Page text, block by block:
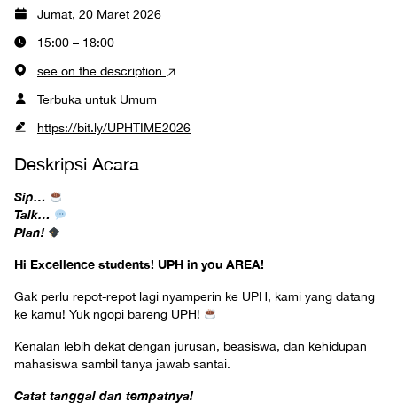
Jumat, 20 Maret 2026
15:00 – 18:00
see on the description
Terbuka untuk Umum
https://bit.ly/UPHTIME2026
Deskripsi Acara
Sip…
Talk…
Plan!
Hi Excellence students! UPH in you AREA!
Gak perlu repot-repot lagi nyamperin ke UPH, kami yang datang
ke kamu! Yuk ngopi bareng UPH!
Kenalan lebih dekat dengan jurusan, beasiswa, dan kehidupan
mahasiswa sambil tanya jawab santai.
Catat tanggal dan tempatnya!